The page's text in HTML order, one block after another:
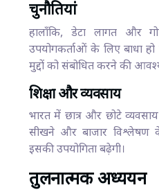
चुनौतियां
हालाँकि, डेटा लागत और
उपयोगकर्ताओं के लिए बाधा
मुद्दों को संबोधित करने की
शिक्षा और व्यवसाय
भारत में छात्र और छोटे
सीखने और बाजार
इसकी उपयोगिता बढ़ेगी।
तुलनात्मक अध्ययन